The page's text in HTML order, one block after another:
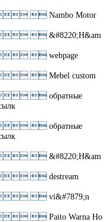
Nambo Motor
&#8220;H&am
webpage
Mebel custom
обратные
обратные
&#8220;H&am
destream
vi&#7879;n
Paito Warna Ho